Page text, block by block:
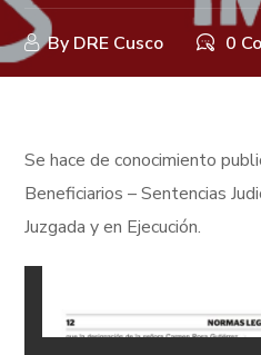
By DRE Cusco 0
Se hace de conocimiento
Beneficiarios – Sentencias
Juzgada y en Ejecución.